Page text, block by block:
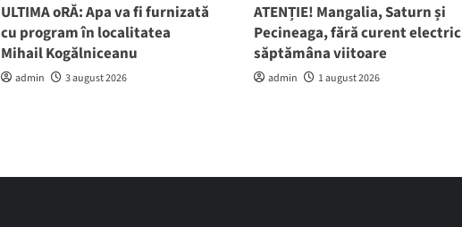
ULTIMA oRĂ: Apa va fi furnizată
cu program în localitatea
Mihail Kogălniceanu
admin 3 august 2026
ATENȚIE! Mangalia, Saturn și
Pecineaga, fără curent electric
săptămâna viitoare
admin 1 august 2026